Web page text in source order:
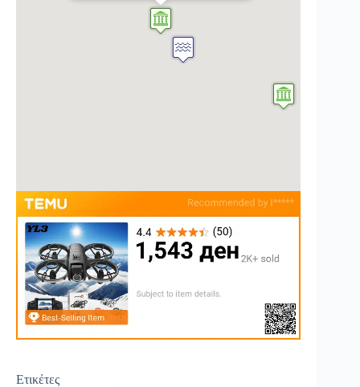
Ετικέτες